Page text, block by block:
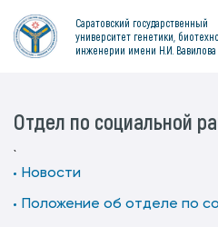
Саратовский государственный
университет генетики,
инженерии имени Н.И. Вавилова
Отдел по социальной
`
Новости
Положение об отделе по